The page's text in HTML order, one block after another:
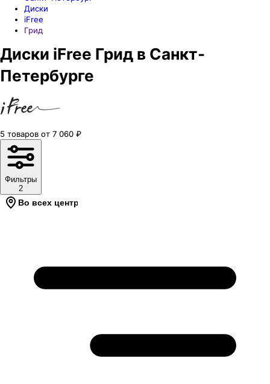
Диски
iFree
Грид
Диски iFree Грид в Санкт-
Петербурге
5 товаров от 7 060 ₽
Фильтры
2
Во всех центрах